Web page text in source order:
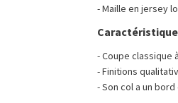
- Maille en jersey
- Coupe classique
- Finitions
- Son col a un